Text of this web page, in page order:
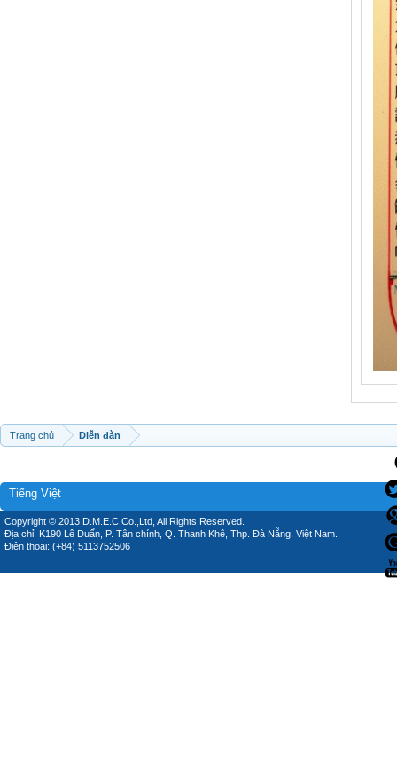
Trang chủ Diễn đàn
Tiếng Việt
Copyright © 2013 D.M.E.C Co.,Ltd, All Rights Reserved.
Địa chỉ: K190 Lê Duẩn, P. Tân chính, Q. Thanh Khê, Thp. Đà Nẵng, Việt Nam.
Điện thoại: (+84) 5113752506